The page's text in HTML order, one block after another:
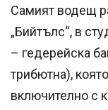
Самият водещ
„Бийтълс“, в
– гедерейска
трибютна),
включително с